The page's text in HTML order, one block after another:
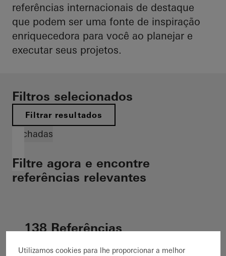
referências internacionais de destaque
que podem ser uma fonte de inspiração
enriquecedora para você ao planejar e
executar seus projetos.
Filtros selecionados
Filtrar resultados
Fachadas
Filtre agora e encontre
referências relevantes
138 Referências
138 Mostrar referências
Utilizamos cookies para lhe proporcionar a melhor